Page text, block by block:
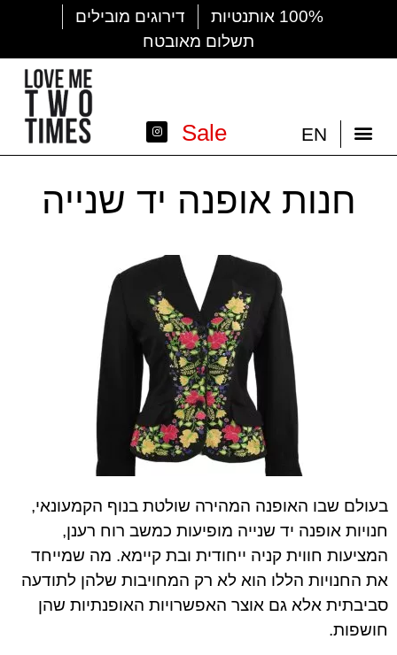
100% אותנטיות
דירוגים מובילים
תשלום מאובטח
EN
Sale
חנות אופנה יד שנייה
בעולם שבו האופנה המהירה שולטת בנוף הקמעונאי,
חנויות אופנה יד שנייה מופיעות כמשב רוח רענן,
המציעות חווית קניה ייחודית ובת קיימא. מה שמייחד
את החנויות הללו הוא לא רק המחויבות שלהן לתודעה
סביבתית אלא גם אוצר האפשרויות האופנתיות שהן
חושפות.